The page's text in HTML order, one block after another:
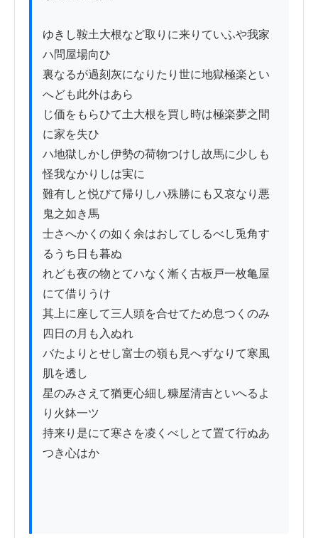
ゆきし鞍土大根など取りに来りていふや我家
ハ問屋場向ひ
裏なるが過刻灰になりたり世に地獄極楽とい
へども此外はあら
じ価をもらひて土大根を買し時は極楽夢之間
に家を失ひ
ハ地獄しかし伊勢の荷物つけし故馬に少しも
怪我なかりしは実に
難有しと悦びて帰りしハ殊勝にも又哀なり悪
鬼之如き馬
士さへかくの如く余はおしてしるべし兎角す
るうち日も暮ぬ
れども夜の物とてハなく漸く古板戸一枚亀屋
にて借りうけ
其上に座して三人頭を合せてため息つくのみ
四日の月も入ぬれ
バたよりとせし富士の嶺も見へずなりて寒風
肌を透し
星のみさえて猶更心細し糠屋清吉といへるよ
り火鉢一ツ
持来り是にて寒さを凌くべしとて置て行ぬあ
つき心はか